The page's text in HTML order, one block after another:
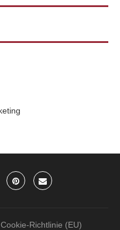
Cookie-Richtlinie (EU)